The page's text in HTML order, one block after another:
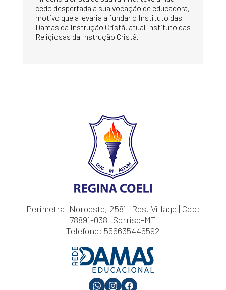
cedo despertada a sua vocação de educadora,
motivo que a levaria a fundar o Instituto das
Damas da Instrução Cristã, atual Instituto das
Religiosas da Instrução Cristã.
Perimetral Noroeste, 2581 | Res. Village | Cep:
78891-038 | Sorriso-MT
Telefone: 556635446592